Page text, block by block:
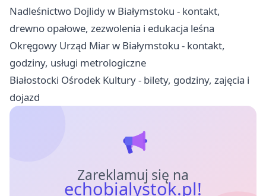
Nadleśnictwo Dojlidy w Białymstoku - kontakt,
drewno opałowe, zezwolenia i edukacja leśna
Okręgowy Urząd Miar w Białymstoku - kontakt,
godziny, usługi metrologiczne
Białostocki Ośrodek Kultury - bilety, godziny, zajęcia i
dojazd
Zareklamuj się na
echobialystok.pl!